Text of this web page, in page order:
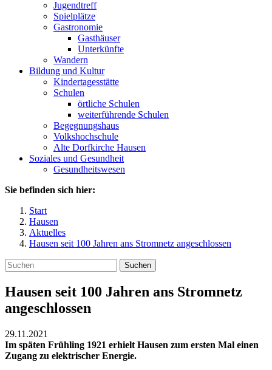
Jugendtreff
Spielplätze
Gastronomie
Gasthäuser
Unterkünfte
Wandern
Bildung und Kultur
Kindertagesstätte
Schulen
örtliche Schulen
weiterführende Schulen
Begegnungshaus
Volkshochschule
Alte Dorfkirche Hausen
Soziales und Gesundheit
Gesundheitswesen
Sie befinden sich hier:
Start
Hausen
Aktuelles
Hausen seit 100 Jahren ans Stromnetz angeschlossen
Suchen
Hausen seit 100 Jahren ans Stromnetz
angeschlossen
29.11.2021
Im späten Frühling 1921 erhielt Hausen zum ersten Mal einen
Zugang zu elektrischer Energie.